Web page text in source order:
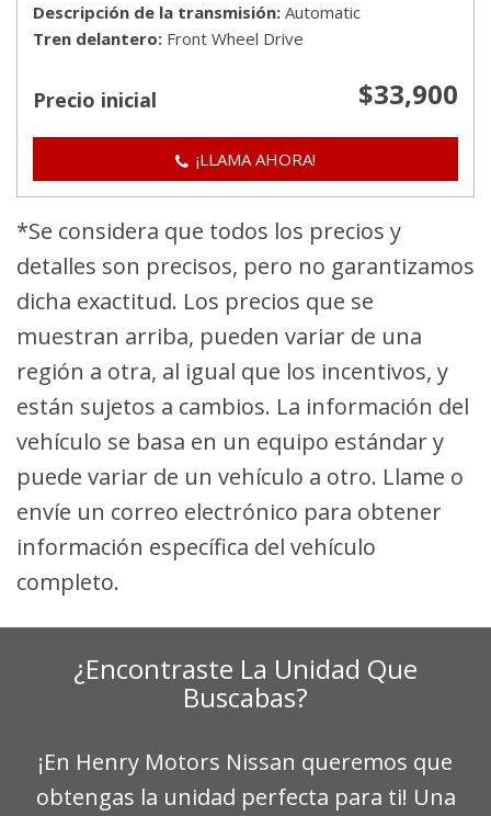
Descripción de la transmisión Automatic
Tren delantero Front Wheel Drive
Precio inicial $33,900
¡LLAMA AHORA!
*Se considera que todos los precios y
detalles son precisos, pero no garantizamos
dicha exactitud. Los precios que se
muestran arriba, pueden variar de una
región a otra, al igual que los incentivos, y
están sujetos a cambios. La información del
vehículo se basa en un equipo estándar y
puede variar de un vehículo a otro. Llame o
envíe un correo electrónico para obtener
información específica del vehículo
completo.
¿Encontraste La Unidad Que
Buscabas?
¡En Henry Motors Nissan queremos que
obtengas la unidad perfecta para ti! Una